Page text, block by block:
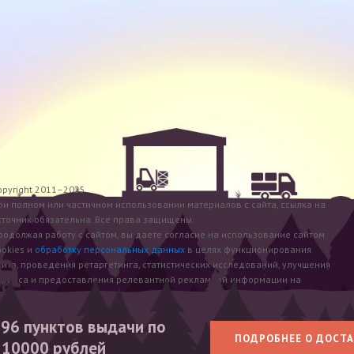
2011–2025
полном или частичном использовании материалов с сайта, ссылка на
обязательна. Все права защищены.
работу с сайтом, вы даете согласие на использование сайтом
и обработку персональных данных в целях функционирования
проведения ретаргетинга, статистических исследований, улучшения
и предоставления релевантной рекламной информации на
ваших предпочтений и интересов. Все цены указаны в рублях.
виде и цвете товара носит справочный характер и основывается на последних
сведениях от производителя. Заранее приносим извинения за возможные
пунктов выдачи по
10000 рублей
ПОДРОБНЕЕ О